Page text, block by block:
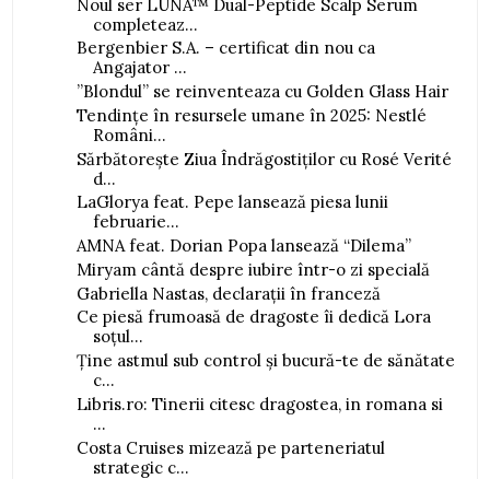
Noul ser LUNA™ Dual-Peptide Scalp Serum
completeaz...
Bergenbier S.A. – certificat din nou ca
Angajator ...
”Blondul” se reinventeaza cu Golden Glass Hair
Tendințe în resursele umane în 2025: Nestlé
Români...
Sărbătorește Ziua Îndrăgostiților cu Rosé Verité
d...
LaGlorya feat. Pepe lansează piesa lunii
februarie...
AMNA feat. Dorian Popa lansează “Dilema”
Miryam cântă despre iubire într-o zi specială
Gabriella Nastas, declarații în franceză
Ce piesă frumoasă de dragoste îi dedică Lora
soțul...
Ține astmul sub control și bucură-te de sănătate
c...
Libris.ro: Tinerii citesc dragostea, in romana si
...
Costa Cruises mizează pe parteneriatul
strategic c...